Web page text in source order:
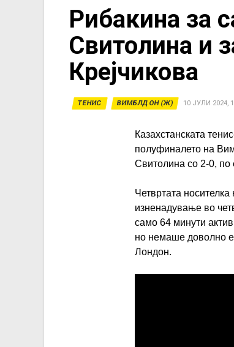
Рибакина за
Свитолина и
Крејчикова
ТЕНИС ВИМБЛДОН (Ж) 10 ЈУЛИ 2024,
Казахстанската
полуфиналето на
Свитолина со 2-0, по
Четвртата носителка
изненадување во
само 64 минути
но немаше доволно
Лондон.